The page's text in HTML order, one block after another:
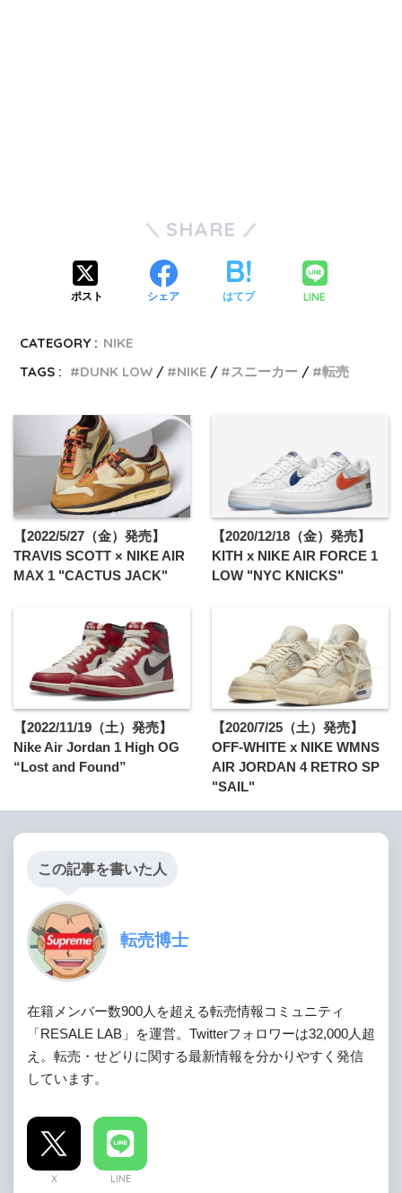
SHARE
ポスト シェア はてブ LINE
CATEGORY : NIKE
TAGS :
DUNK LOW NIKE スニーカー 転売
【2022/5/27（金）発売】
TRAVIS SCOTT × NIKE AIR
MAX 1 "CACTUS JACK"
【2020/12/18（金）発売】
KITH x NIKE AIR FORCE 1
LOW "NYC KNICKS"
【2022/11/19（土）発売】
Nike Air Jordan 1 High OG
“Lost and Found”
【2020/7/25（土）発売】
OFF-WHITE x NIKE WMNS
AIR JORDAN 4 RETRO SP
"SAIL"
この記事を書いた人
転売博士
在籍メンバー数900人を超える転売情報コミュニティ
「RESALE LAB」を運営。Twitterフォロワーは32,000人超
え。転売・せどりに関する最新情報を分かりやすく発信
しています。
X LINE